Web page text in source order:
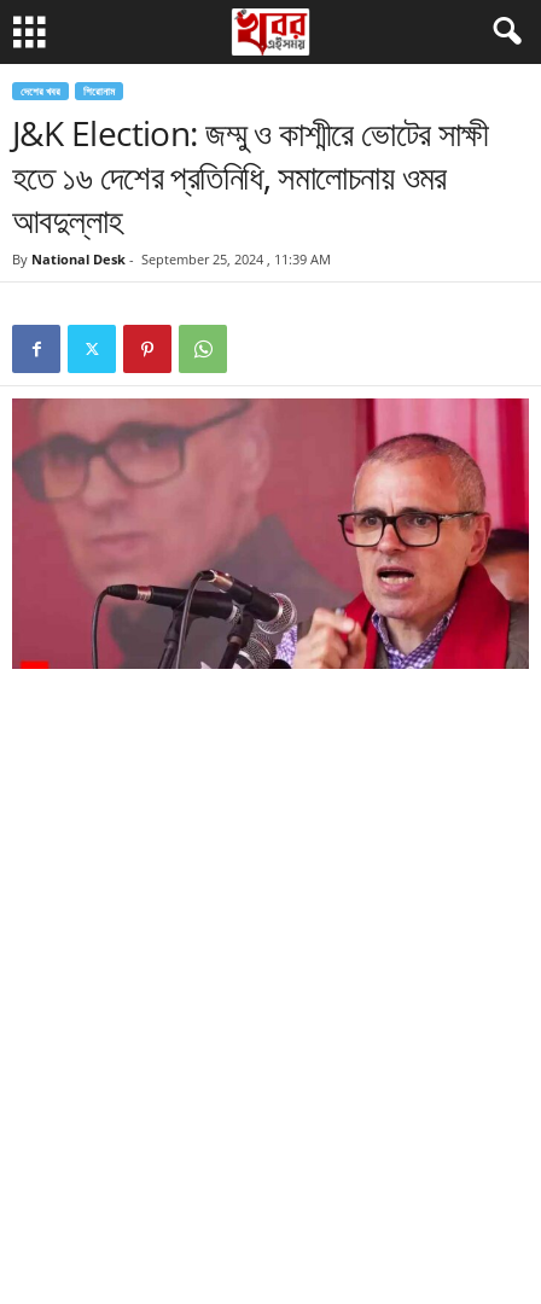
দেশের খবর শিরোনাম
J&K Election: জম্মু ও কাশ্মীরে ভোটের সাক্ষী
হতে ১৬ দেশের প্রতিনিধি, সমালোচনায় ওমর
আবদুল্লাহ
By National Desk - September 25, 2024 , 11:39 AM